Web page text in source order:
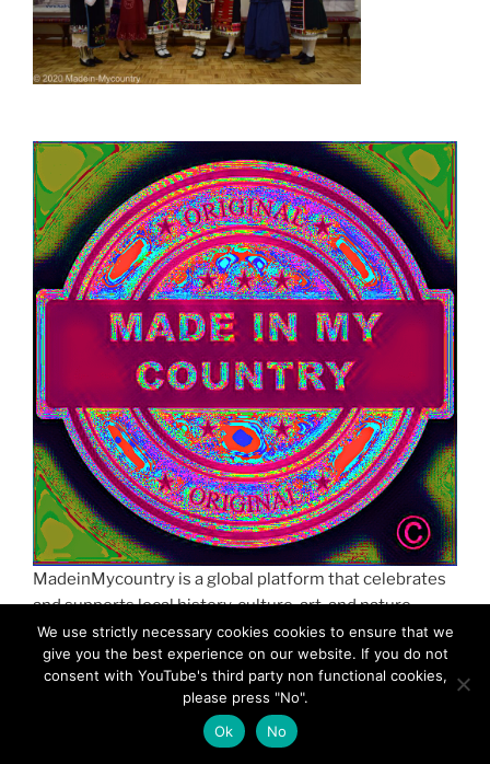
MadeinMycountry is a global platform that celebrates
and supports local history, culture, art, and nature
conservation efforts.
MadeinMycountry
We use strictly necessary cookies cookies to ensure that we
give you the best experience on our website. If you do not
consent with YouTube's third party non functional cookies,
please press "No".
Ok
No